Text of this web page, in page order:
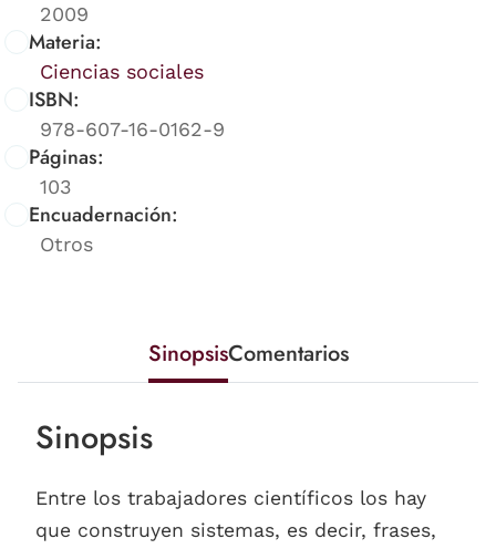
2009
Materia:
Ciencias sociales
ISBN:
978-607-16-0162-9
Páginas:
103
Encuadernación:
Otros
SinopsisComentarios
Sinopsis
Entre los trabajadores científicos los hay
que construyen sistemas, es decir, frases,